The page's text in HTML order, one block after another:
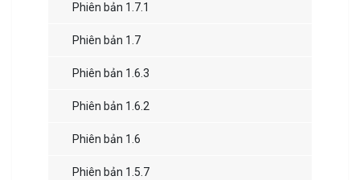
Phiên bản 1.7.1
Phiên bản 1.7
Phiên bản 1.6.3
Phiên bản 1.6.2
Phiên bản 1.6
Phiên bản 1.5.7